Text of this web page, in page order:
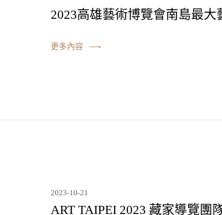
2023高雄藝術博覽會南島最大
更多內容
2023-10-21
ART TAIPEI 2023 藏家導覽團